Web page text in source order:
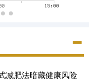
减肥法暗藏健康风险